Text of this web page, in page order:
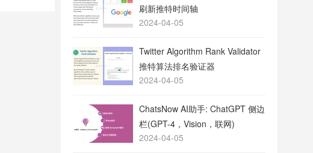
刷新推特时间轴
2024-04-05
Twitter Algorithm Rank Validator
推特算法排名验证器
2024-04-05
ChatsNow AI助手: ChatGPT 侧边
栏(GPT-4，Vision，联网)
2024-04-05